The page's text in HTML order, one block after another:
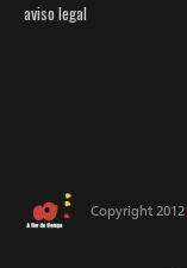
aviso legal
Copyright 2012